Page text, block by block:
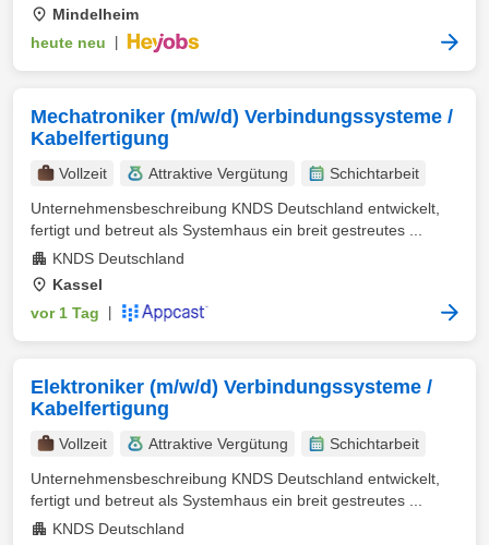
Mindelheim
heute neu
Mechatroniker (m/w/d) Verbindungssysteme /
Kabelfertigung
Vollzeit Attraktive Vergütung
Schichtarbeit
Unternehmensbeschreibung KNDS Deutschland entwickelt,
fertigt und betreut als Systemhaus ein breit gestreutes ...
KNDS Deutschland
Kassel
vor 1 Tag
Elektroniker (m/w/d) Verbindungssysteme /
Kabelfertigung
Vollzeit Attraktive Vergütung
Schichtarbeit
Unternehmensbeschreibung KNDS Deutschland entwickelt,
fertigt und betreut als Systemhaus ein breit gestreutes ...
KNDS Deutschland